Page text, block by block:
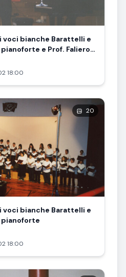
voci bianche Barattelli e
e Prof. Faliero
18:00
20
voci bianche Barattelli e
pianoforte
18:00